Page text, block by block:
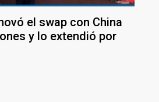
el swap con China
y lo extendió por